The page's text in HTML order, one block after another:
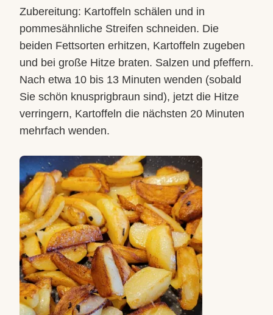
Zubereitung: Kartoffeln schälen und in
pommesähnliche Streifen schneiden. Die
beiden Fettsorten erhitzen, Kartoffeln zugeben
und bei große Hitze braten. Salzen und pfeffern.
Nach etwa 10 bis 13 Minuten wenden (sobald
Sie schön knusprigbraun sind), jetzt die Hitze
verringern, Kartoffeln die nächsten 20 Minuten
mehrfach wenden.